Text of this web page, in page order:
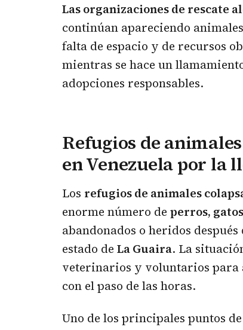
Las organizaciones de rescate
continúan apareciendo
falta de espacio y de recursos
mientras se hace un
adopciones responsables.
Refugios de
en Venezuela por la
Los refugios de animales
enorme número de perros,
abandonados o heridos
estado de La Guaira. La
veterinarios y voluntarios para
con el paso de las horas.
Uno de los principales puntos